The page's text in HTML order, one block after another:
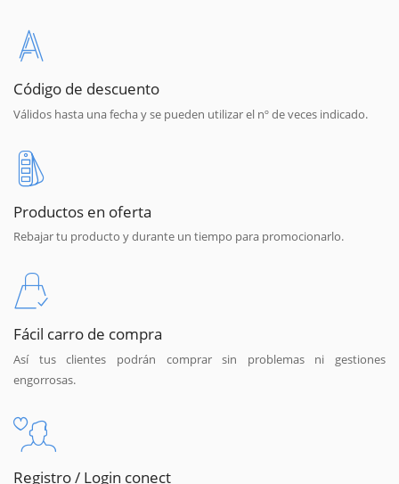
Código de descuento
Válidos hasta una fecha y se pueden utilizar el nº de veces indicado.
Productos en oferta
Rebajar tu producto y durante un tiempo para promocionarlo.
Fácil carro de compra
Así tus clientes podrán comprar sin problemas ni gestiones
engorrosas.
Registro / Login conect